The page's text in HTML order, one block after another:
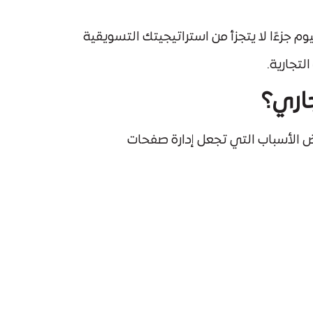
لا يتجزأ من استراتيجيتك التسويقية
الأسباب التي تجعل إدارة صفحات